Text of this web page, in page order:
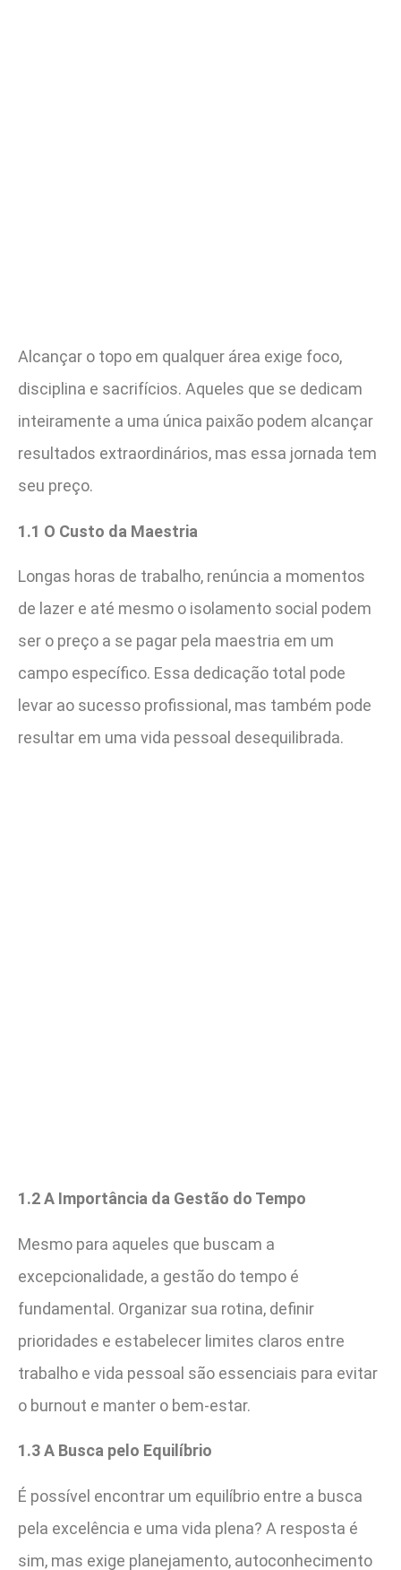
Alcançar o topo em qualquer área exige foco,
disciplina e sacrifícios. Aqueles que se dedicam
inteiramente a uma única paixão podem alcançar
resultados extraordinários, mas essa jornada tem
seu preço.
1.1 O Custo da Maestria
Longas horas de trabalho, renúncia a momentos
de lazer e até mesmo o isolamento social podem
ser o preço a se pagar pela maestria em um
campo específico. Essa dedicação total pode
levar ao sucesso profissional, mas também pode
resultar em uma vida pessoal desequilibrada.
1.2 A Importância da Gestão do Tempo
Mesmo para aqueles que buscam a
excepcionalidade, a gestão do tempo é
fundamental. Organizar sua rotina, definir
prioridades e estabelecer limites claros entre
trabalho e vida pessoal são essenciais para evitar
o burnout e manter o bem-estar.
1.3 A Busca pelo Equilíbrio
É possível encontrar um equilíbrio entre a busca
pela excelência e uma vida plena? A resposta é
sim, mas exige planejamento, autoconhecimento